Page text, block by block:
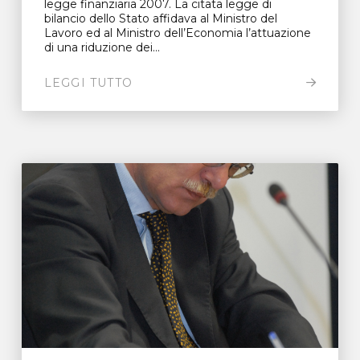
legge finanziaria 2007. La citata legge di
bilancio dello Stato affidava al Ministro del
Lavoro ed al Ministro dell’Economia l’attuazione
di una riduzione dei...
LEGGI TUTTO